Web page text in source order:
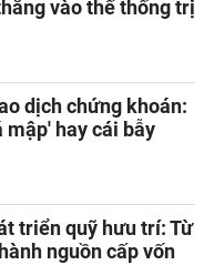
vào thế thống trị
dịch chứng khoán:
mập' hay cái bẫy
triển quỹ hưu trí: Từ
nguồn cấp vốn